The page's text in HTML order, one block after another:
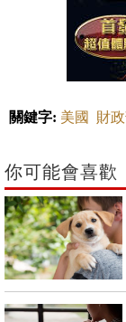
關鍵字: 美國 財
你可能會喜歡